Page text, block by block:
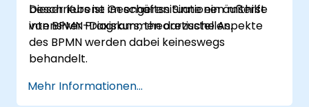
beschriebene Geschäftssituationen mithilfe
von BPMN-Diagrammen darzustellen.
Dieser Kurs ist im engeren Sinne ein äußerst
intensiver Praxiskurs; theoretische Aspekte
des BPMN werden dabei keineswegs
behandelt.
Mehr Informationen...